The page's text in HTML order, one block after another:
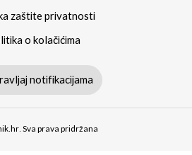
zaštite privatnosti
o kolačićima
notifikacijama
Sva prava pridržana